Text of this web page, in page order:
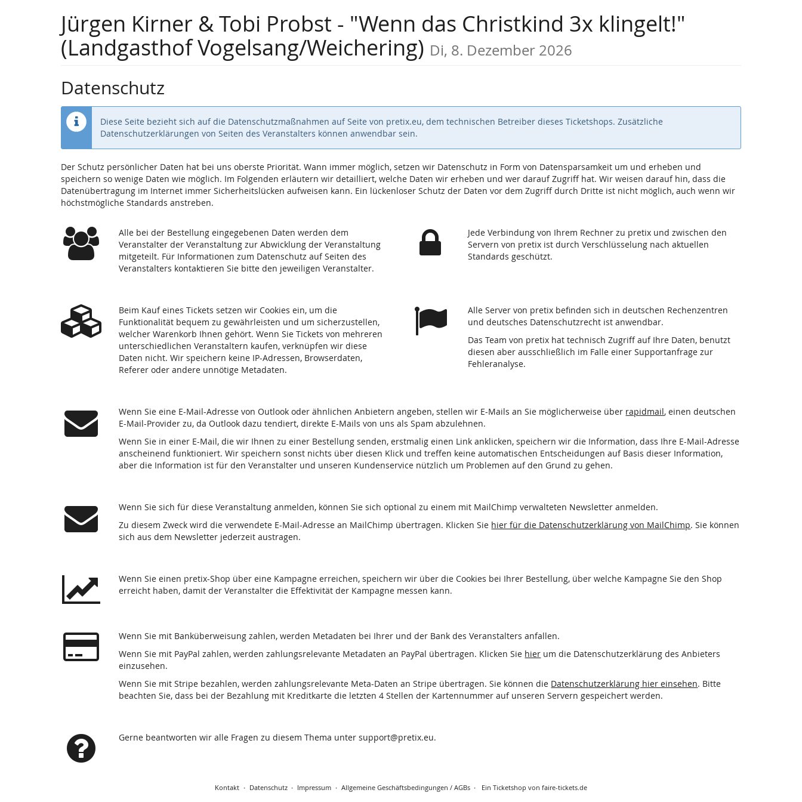
Jürgen Kirner & Tobi Probst - "Wenn das Christkind 3x klingelt!"
(Landgasthof Vogelsang/Weichering) Di, 8. Dezember 2026
Datenschutz
Diese Seite bezieht sich auf die Datenschutzmaßnahmen auf Seite von pretix.eu, dem technischen Betreiber dieses Ticketshops. Zusätzliche
Datenschutzerklärungen von Seiten des Veranstalters können anwendbar sein.
Der Schutz persönlicher Daten hat bei uns oberste Priorität. Wann immer möglich, setzen wir Datenschutz in Form von Datensparsamkeit um und erheben und
speichern so wenige Daten wie möglich. Im Folgenden erläutern wir detailliert, welche Daten wir erheben und wer darauf Zugriff hat. Wir weisen darauf hin, dass die
Datenübertragung im Internet immer Sicherheitslücken aufweisen kann. Ein lückenloser Schutz der Daten vor dem Zugriff durch Dritte ist nicht möglich, auch wenn wir
höchstmögliche Standards anstreben.
Alle bei der Bestellung eingegebenen Daten werden dem
Veranstalter der Veranstaltung zur Abwicklung der Veranstaltung
mitgeteilt. Für Informationen zum Datenschutz auf Seiten des
Veranstalters kontaktieren Sie bitte den jeweiligen Veranstalter.
Jede Verbindung von Ihrem Rechner zu pretix und zwischen den
Servern von pretix ist durch Verschlüsselung nach aktuellen
Standards geschützt.
Beim Kauf eines Tickets setzen wir Cookies ein, um die
Funktionalität bequem zu gewährleisten und um sicherzustellen,
welcher Warenkorb Ihnen gehört. Wenn Sie Tickets von mehreren
unterschiedlichen Veranstaltern kaufen, verknüpfen wir diese
Daten nicht. Wir speichern keine IP-Adressen, Browserdaten,
Referer oder andere unnötige Metadaten.
Alle Server von pretix befinden sich in deutschen Rechenzentren
und deutsches Datenschutzrecht ist anwendbar.
Das Team von pretix hat technisch Zugriff auf Ihre Daten, benutzt
diesen aber ausschließlich im Falle einer Supportanfrage zur
Fehleranalyse.
Wenn Sie eine E-Mail-Adresse von Outlook oder ähnlichen Anbietern angeben, stellen wir E-Mails an Sie möglicherweise über rapidmail, einen deutschen
E-Mail-Provider zu, da Outlook dazu tendiert, direkte E-Mails von uns als Spam abzulehnen.
Wenn Sie in einer E-Mail, die wir Ihnen zu einer Bestellung senden, erstmalig einen Link anklicken, speichern wir die Information, dass Ihre E-Mail-Adresse
anscheinend funktioniert. Wir speichern sonst nichts über diesen Klick und treffen keine automatischen Entscheidungen auf Basis dieser Information,
aber die Information ist für den Veranstalter und unseren Kundenservice nützlich um Problemen auf den Grund zu gehen.
Wenn Sie sich für diese Veranstaltung anmelden, können Sie sich optional zu einem mit MailChimp verwalteten Newsletter anmelden.
Zu diesem Zweck wird die verwendete E-Mail-Adresse an MailChimp übertragen. Klicken Sie hier für die Datenschutzerklärung von MailChimp. Sie können
sich aus dem Newsletter jederzeit austragen.
Wenn Sie einen pretix-Shop über eine Kampagne erreichen, speichern wir über die Cookies bei Ihrer Bestellung, über welche Kampagne Sie den Shop
erreicht haben, damit der Veranstalter die Effektivität der Kampagne messen kann.
Wenn Sie mit Banküberweisung zahlen, werden Metadaten bei Ihrer und der Bank des Veranstalters anfallen.
Wenn Sie mit PayPal zahlen, werden zahlungsrelevante Metadaten an PayPal übertragen. Klicken Sie hier um die Datenschutzerklärung des Anbieters
einzusehen.
Wenn Sie mit Stripe bezahlen, werden zahlungsrelevante Meta-Daten an Stripe übertragen. Sie können die Datenschutzerklärung hier einsehen. Bitte
beachten Sie, dass bei der Bezahlung mit Kreditkarte die letzten 4 Stellen der Kartennummer auf unseren Servern gespeichert werden.
Gerne beantworten wir alle Fragen zu diesem Thema unter support@pretix.eu.
Kontakt Datenschutz Impressum Allgemeine Geschäftsbedingungen / AGBs Ein Ticketshop von faire-tickets.de